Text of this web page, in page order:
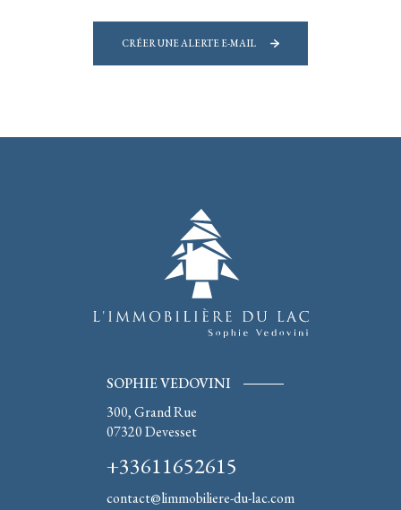
CRÉER UNE ALERTE E-MAIL
SOPHIE VEDOVINI
300, Grand Rue
07320Devesset
+33611652615
contact@limmobiliere-du-lac.com